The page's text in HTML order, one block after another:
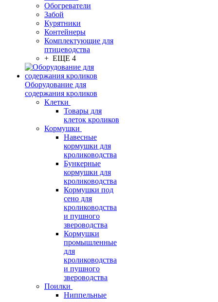
Обогреватели
Забой
Курятники
Контейнеры
Комплектующие для
птицеводства
+ ЕЩЕ 4
Оборудование для
содержания кроликов
Клетки
Товары для
клеток кроликов
Кормушки
Навесные
кормушки для
кролиководства
Бункерные
кормушки для
кролиководства
Кормушки под
сено для
кролиководства
и пушного
звероводства
Кормушки
промышленные
для
кролиководства
и пушного
звероводства
Поилки
Ниппельные